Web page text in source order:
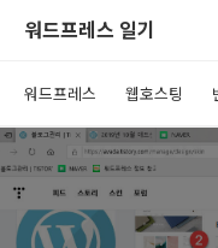
워드프레스 일기
워드프레스 웹호스팅